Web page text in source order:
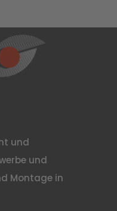
und
und
Montage in